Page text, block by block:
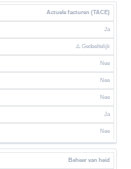
Actuele facturen (TACE)
Ja
⚠️ Gedeeltelijk
Nee
Nee
Nee
Ja
Nee
Beheer van heid